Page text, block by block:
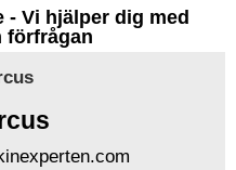
- Vi hjälper dig med
förfrågan